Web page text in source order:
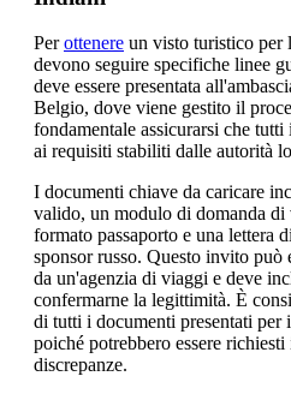
Perottenere un visto turistico per
devono seguire specifiche linee
deve essere presentata
Belgio, dove viene gestito il
fondamentale assicurarsi che
ai requisiti stabiliti dalle autorità
I documenti chiave da caricare
valido, un modulo di domanda
formato passaporto e una lettera
sponsor russo. Questo invito può
da un'agenzia di viaggi e deve
confermarne la legittimità. È
di tutti i documenti presentati per
poiché potrebbero essere
discrepanze.